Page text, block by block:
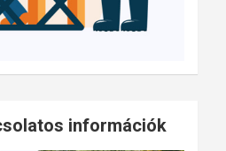
információk